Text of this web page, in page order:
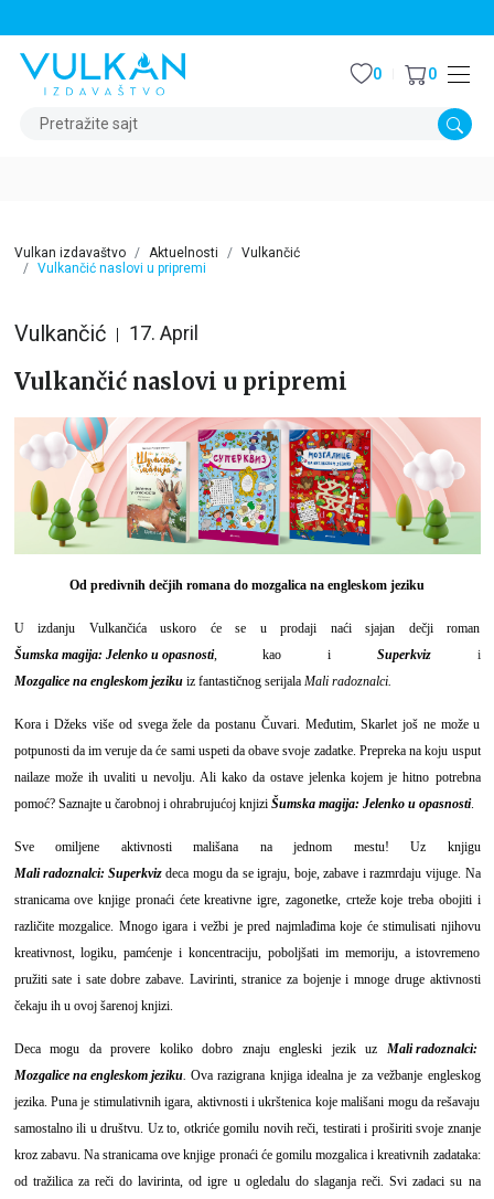
Pretražite sajt
0 0
Vulkan izdavaštvo Aktuelnosti
Vulkančić
Vulkančić naslovi u pripremi
Vulkančić 17. April
Vulkančić naslovi u pripremi
Od predivnih dečjih romana do mozgalica na engleskom jeziku
U izdanju Vulkančića uskoro će se u prodaji naći sjajan dečji roman
Šumska magija: Jelenko u opasnosti, kao i Superkvizi
Mozgalice na engleskom jezikuiz fantastičnog serijala Mali radoznalci.
Kora i Džeks više od svega žele da postanu Čuvari. Međutim, Skarlet još ne može u
potpunosti da im veruje da će sami uspeti da obave svoje zadatke. Prepreka na koju usput
nailaze može ih uvaliti u nevolju. Ali kako da ostave jelenka kojem je hitno potrebna
pomoć? Saznajte u čarobnoj i ohrabrujućoj knjizi Šumska magija: Jelenko u opasnosti.
Sve omiljene aktivnosti mališana na jednom mestu! Uz knjigu
Mali radoznalci: Superkvizdeca mogu da se igraju, boje, zabave i razmrdaju vijuge. Na
stranicama ove knjige pronaći ćete kreativne igre, zagonetke, crteže koje treba obojiti i
različite mozgalice. Mnogo igara i vežbi je pred najmlađima koje će stimulisati njihovu
kreativnost, logiku, pamćenje i koncentraciju, poboljšati im memoriju, a istovremeno
pružiti sate i sate dobre zabave. Lavirinti, stranice za bojenje i mnoge druge aktivnosti
čekaju ih u ovoj šarenoj knjizi.
Deca mogu da provere koliko dobro znaju engleski jezik uz Mali radoznalci:
Mozgalice na engleskom jeziku. Ova razigrana knjiga idealna je za vežbanje engleskog
jezika. Puna je stimulativnih igara, aktivnosti i ukrštenica koje mališani mogu da rešavaju
samostalno ili u društvu. Uz to, otkriće gomilu novih reči, testirati i proširiti svoje znanje
kroz zabavu. Na stranicama ove knjige pronaći će gomilu mozgalica i kreativnih zadataka:
od tražilica za reči do lavirinta, od igre u ogledalu do slaganja reči. Svi zadaci su na